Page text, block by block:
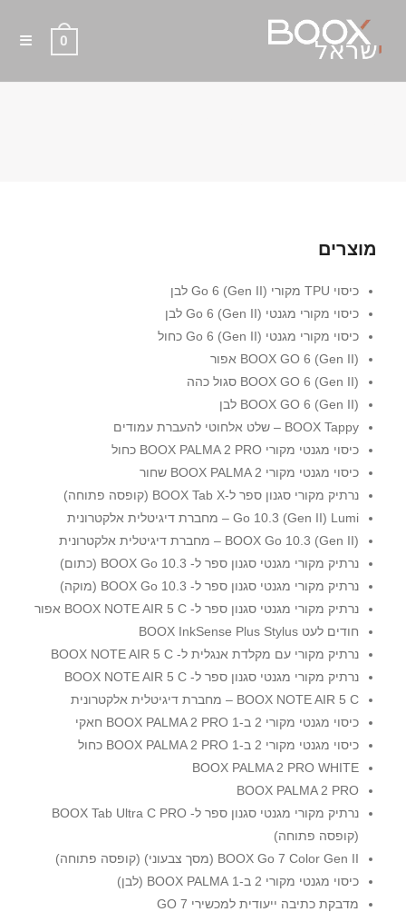
0
מוצרים
כיסוי TPU מקורי Go 6 (Gen II) לבן
כיסוי מקורי מגנטי Go 6 (Gen II) לבן
כיסוי מקורי מגנטי Go 6 (Gen II) כחול
BOOX GO 6 (Gen II) אפור
BOOX GO 6 (Gen II) סגול כהה
BOOX GO 6 (Gen II) לבן
BOOX Tappy – שלט אלחוטי להעברת עמודים
כיסוי מגנטי מקורי BOOX PALMA 2 PRO כחול
כיסוי מגנטי מקורי BOOX PALMA 2 שחור
נרתיק מקורי סגנון ספר ל-BOOX Tab X (קופסה פתוחה)
Go 10.3 (Gen II) Lumi – מחברת דיגיטלית אלקטרונית
BOOX Go 10.3 (Gen II) – מחברת דיגיטלית אלקטרונית
נרתיק מקורי מגנטי סגנון ספר ל- BOOX Go 10.3 (כתום)
נרתיק מקורי מגנטי סגנון ספר ל- BOOX Go 10.3 (מוקה)
נרתיק מקורי מגנטי סגנון ספר ל- BOOX NOTE AIR 5 C אפור
חודים לעט BOOX InkSense Plus Stylus
נרתיק מקורי עם מקלדת אנגלית ל- BOOX NOTE AIR 5 C
נרתיק מקורי מגנטי סגנון ספר ל- BOOX NOTE AIR 5 C
BOOX NOTE AIR 5 C – מחברת דיגיטלית אלקטרונית
כיסוי מגנטי מקורי 2 ב-1 BOOX PALMA 2 PRO חאקי
כיסוי מגנטי מקורי 2 ב-1 BOOX PALMA 2 PRO כחול
BOOX PALMA 2 PRO WHITE
BOOX PALMA 2 PRO
נרתיק מקורי מגנטי סגנון ספר ל- BOOX Tab Ultra C PRO
(קופסה פתוחה)
BOOX Go 7 Color Gen II (מסך צבעוני) (קופסה פתוחה)
כיסוי מגנטי מקורי 2 ב-1 BOOX PALMA (לבן)
מדבקת כתיבה ייעודית למכשירי GO 7